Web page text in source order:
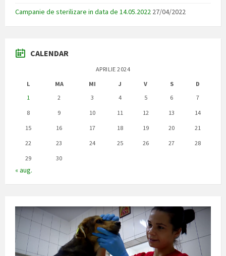
Campanie de sterilizare in data de 14.05.2022 27/04/2022
CALENDAR
APRILIE 2024
L
MA MI J V S
D
1
2 3 4 5 6
7
8
9 10 11 12 13
14
15
16 17 18 19 20
21
22
23 24 25 26 27
28
29
30
« aug.